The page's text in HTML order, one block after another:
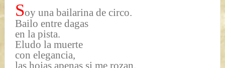
Soy una bailarina de circo.
Bailo entre dagas
en la pista.
Eludo la muerte
con elegancia,
las hojas apenas si me rozan.